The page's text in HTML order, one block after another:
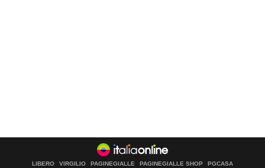
LIBERO VIRGILIO PAGINEGIALLE PAGINEGIALLE SHOP PGCASA